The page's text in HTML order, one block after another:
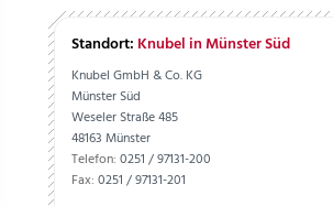
Standort: Knubel in Münster Süd
Knubel GmbH & Co. KG
Münster Süd
Weseler Straße 485
48163 Münster
Telefon: 0251 / 97131-200
Fax: 0251 / 97131-201